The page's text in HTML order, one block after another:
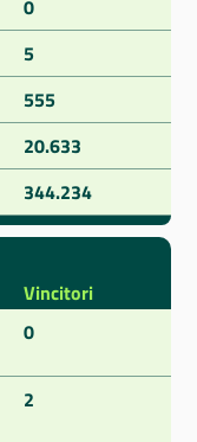
0
5
555
20.633
344.234
Vincitori
0
2